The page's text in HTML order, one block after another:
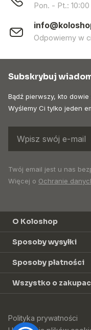
Pon. - Pt.:
Odpowiemy w
Subskrybuj
Bądź pierwszy, kto
Wyślemy Ci tylko jeden
Twój email jest u nas
Więcej o Ochranie
O Koloshop
Sposoby wysyłki
Sposoby płatności
Wszystko o
Polityka prywatności